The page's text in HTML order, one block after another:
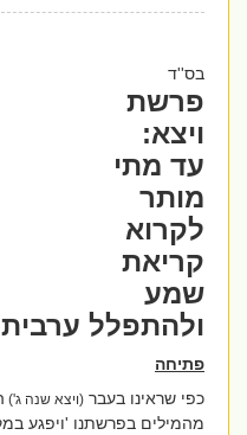
בס''ד
פרשת
ויצא:
עד מתי
מותר
לקרוא
קריאת
שמע
ולהתפלל ערבית
פתיחה
כפי שראינו בעבר(ויצא שנה ג')
מהמילים בפרשתנו 'ויפגע